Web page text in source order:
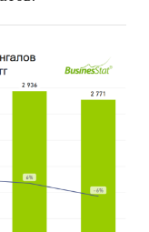
не
подлежат